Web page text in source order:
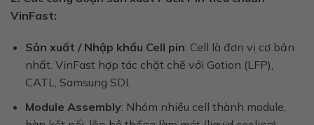
VinFast:
Sản xuất / Nhập khẩu Cell pin: Cell là đơn vị cơ bản
nhất. VinFast hợp tác chặt chẽ với Gotion (LFP),
CATL, Samsung SDI.
Module Assembly: Nhóm nhiều cell thành module,